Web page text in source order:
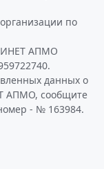
по
АПМО
данных о
АПМО, сообщите
- № 163984.